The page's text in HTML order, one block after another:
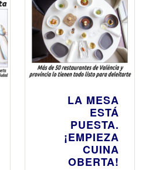
LA MESA
ESTÁ
PUESTA.
¡EMPIEZA
CUINA
OBERTA!